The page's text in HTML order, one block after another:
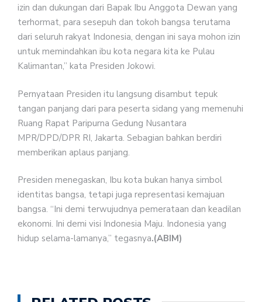
izin dan dukungan dari Bapak Ibu Anggota Dewan yang
terhormat, para sesepuh dan tokoh bangsa terutama
dari seluruh rakyat Indonesia, dengan ini saya mohon izin
untuk memindahkan ibu kota negara kita ke Pulau
Kalimantan,” kata Presiden Jokowi.
Pernyataan Presiden itu langsung disambut tepuk
tangan panjang dari para peserta sidang yang memenuhi
Ruang Rapat Paripurna Gedung Nusantara
MPR/DPD/DPR RI, Jakarta. Sebagian bahkan berdiri
memberikan aplaus panjang.
Presiden menegaskan, Ibu kota bukan hanya simbol
identitas bangsa, tetapi juga representasi kemajuan
bangsa. “Ini demi terwujudnya pemerataan dan keadilan
ekonomi. Ini demi visi Indonesia Maju. Indonesia yang
hidup selama-lamanya,” tegasnya.(ABIM)